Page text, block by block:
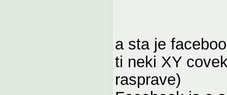
a sta je
ti neki XY
rasprave)